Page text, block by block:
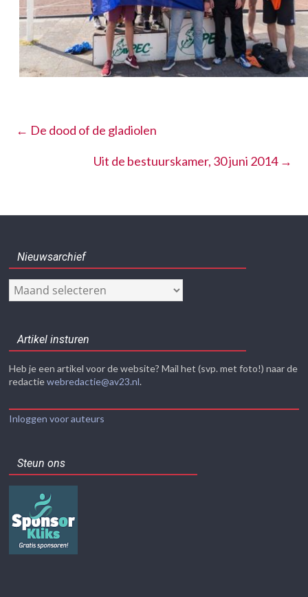
← De dood of de gladiolen
Uit de bestuurskamer, 30 juni 2014 →
Nieuwsarchief
Nieuwsarchief
Artikel insturen
Heb je een artikel voor de website? Mail het (svp. met foto!) naar de
redactiewebredactie@av23.nl.
Inloggen voor auteurs
Steun ons